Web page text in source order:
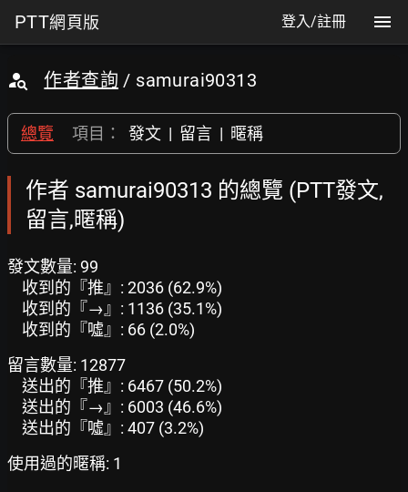
PTT網頁版 登入/註冊
作者查詢 / samurai90313
總覽 項目： 發文 | 留言 | 暱稱
作者 samurai90313 的總覽 (PTT發文,
留言,暱稱)
發文數量: 99
收到的『推』: 2036 (62.9%)
收到的『→』: 1136 (35.1%)
收到的『噓』: 66 (2.0%)
留言數量: 12877
送出的『推』: 6467 (50.2%)
送出的『→』: 6003 (46.6%)
送出的『噓』: 407 (3.2%)
使用過的暱稱: 1